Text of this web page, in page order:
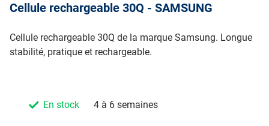
Cellule rechargeable 30Q - SAMSUNG
Cellule rechargeable 30Q de la marque Samsung. Longue
stabilité, pratique et rechargeable.
En stock 4 à 6 semaines